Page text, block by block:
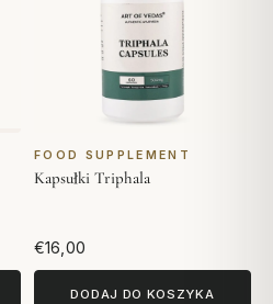
FOOD SUPPLEMENT
Kapsułki Triphala
€16,00
DODAJ DO KOSZYKA